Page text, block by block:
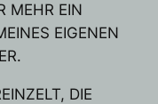
MEHR EIN
EIGENEN
DIE